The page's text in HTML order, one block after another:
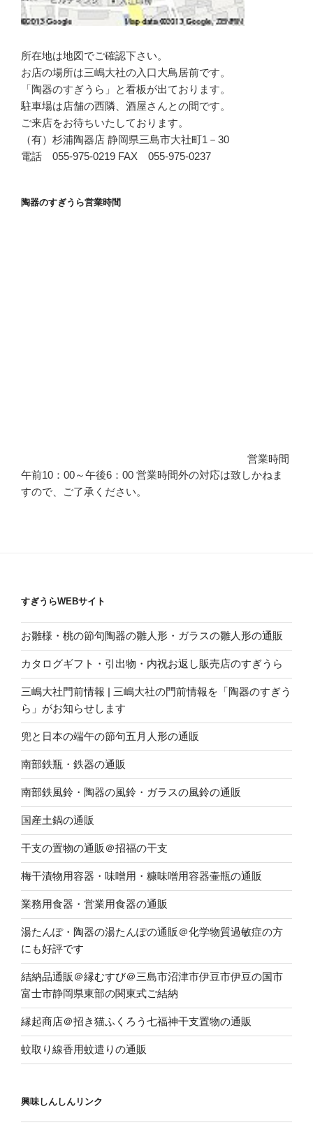
所在地は地図でご確認下さい。
お店の場所は三嶋大社の入口大鳥居前です。
「陶器のすぎうら」と看板が出ております。
駐車場は店舗の西隣、酒屋さんとの間です。
ご来店をお待ちいたしております。
（有）杉浦陶器店 静岡県三島市大社町1－30
電話 055-975-0219 FAX 055-975-0237
陶器のすぎうら営業時間
営業時間
午前10：00～午後6：00 営業時間外の対応は致しかねま
すので、ご了承ください。
すぎうらWEBサイト
お雛様・桃の節句陶器の雛人形・ガラスの雛人形の通販
カタログギフト・引出物・内祝お返し販売店のすぎうら
三嶋大社門前情報 | 三嶋大社の門前情報を「陶器のすぎう
ら」がお知らせします
兜と日本の端午の節句五月人形の通販
南部鉄瓶・鉄器の通販
南部鉄風鈴・陶器の風鈴・ガラスの風鈴の通販
国産土鍋の通販
干支の置物の通販＠招福の干支
梅干漬物用容器・味噌用・糠味噌用容器壷瓶の通販
業務用食器・営業用食器の通販
湯たんぽ・陶器の湯たんぽの通販＠化学物質過敏症の方
にも好評です
結納品通販＠縁むすび＠三島市沼津市伊豆市伊豆の国市
富士市静岡県東部の関東式ご結納
縁起商店＠招き猫ふくろう七福神干支置物の通販
蚊取り線香用蚊遣りの通販
興味しんしんリンク